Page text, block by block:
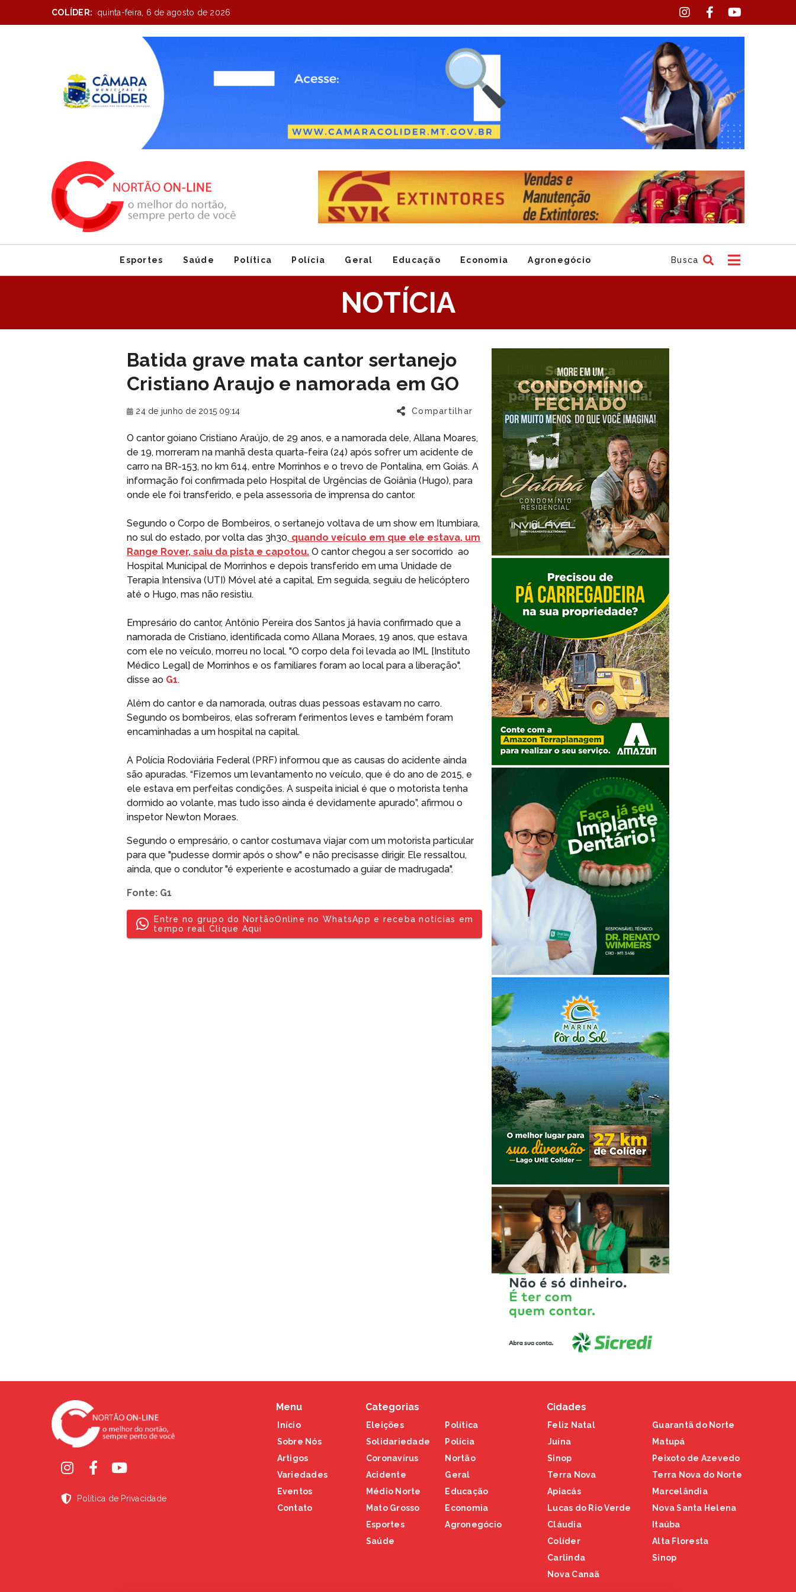
COLÍDER: quinta-feira, 6 de agosto de 2026
of
1
of
Esportes Saúde Política Polícia Geral Educação Economia Agronegócio Busca
NOTÍCIA
Batida grave mata cantor sertanejo
Cristiano Araujo e namorada em GO
24 de junho de 2015 09:14 Compartilhar
O cantor goiano Cristiano Araújo, de 29 anos, e a namorada dele, Allana Moares,
de 19, morreram na manhã desta quarta-feira (24) após sofrer um acidente de
carro na BR-153, no km 614, entre Morrinhos e o trevo de Pontalina, em Goiás. A
informação foi confirmada pelo Hospital de Urgências de Goiânia (Hugo), para
onde ele foi transferido, e pela assessoria de imprensa do cantor.
Segundo o Corpo de Bombeiros, o sertanejo voltava de um show em Itumbiara,
no sul do estado, por volta das 3h30, quando veículo em que ele estava, um
Range Rover, saiu da pista e capotou. O cantor chegou a ser socorrido ao
Hospital Municipal de Morrinhos e depois transferido em uma Unidade de
Terapia Intensiva (UTI) Móvel até a capital. Em seguida, seguiu de helicóptero
até o Hugo, mas não resistiu.
Empresário do cantor, Antônio Pereira dos Santos já havia confirmado que a
namorada de Cristiano, identificada como Allana Moraes, 19 anos, que estava
com ele no veículo, morreu no local. "O corpo dela foi levada ao IML [Instituto
Médico Legal] de Morrinhos e os familiares foram ao local para a liberação",
disse ao G1.
Além do cantor e da namorada, outras duas pessoas estavam no carro.
Segundo os bombeiros, elas sofreram ferimentos leves e também foram
encaminhadas a um hospital na capital.
A Polícia Rodoviária Federal (PRF) informou que as causas do acidente ainda
são apuradas. “Fizemos um levantamento no veículo, que é do ano de 2015, e
ele estava em perfeitas condições. A suspeita inicial é que o motorista tenha
dormido ao volante, mas tudo isso ainda é devidamente apurado”, afirmou o
inspetor Newton Moraes.
Segundo o empresário, o cantor costumava viajar com um motorista particular
para que "pudesse dormir após o show" e não precisasse dirigir. Ele ressaltou,
ainda, que o condutor "é experiente e acostumado a guiar de madrugada".
Fonte: G1
Entre no grupo do NortãoOnline no WhatsApp e receba notícias em
tempo real Clique Aqui
Política de Privacidade
Menu
Início
Sobre Nós
Artigos
Variedades
Eventos
Contato
Categorias
Eleições
Solidariedade
Coronavírus
Acidente
Médio Norte
Mato Grosso
Esportes
Saúde
Política
Polícia
Nortão
Geral
Educação
Economia
Agronegócio
Cidades
Feliz Natal
Juína
Sinop
Terra Nova
Apiacás
Lucas do Rio Verde
Cláudia
Colíder
Carlinda
Nova Canaã
Guarantã do Norte
Matupá
Peixoto de Azevedo
Terra Nova do Norte
Marcelândia
Nova Santa Helena
Itaúba
Alta Floresta
Sinop